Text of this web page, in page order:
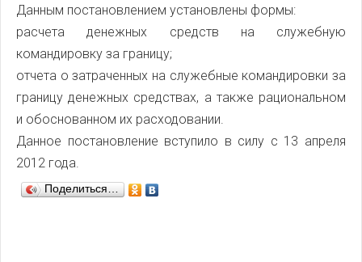
Данным постановлением установлены формы:
расчета денежных средств на служебную
командировку за границу;
отчета о затраченных на служебные командировки за
границу денежных средствах, а также рациональном
и обоснованном их расходовании.
Данное постановление вступило в силу с 13 апреля
2012 года.
Поделиться…